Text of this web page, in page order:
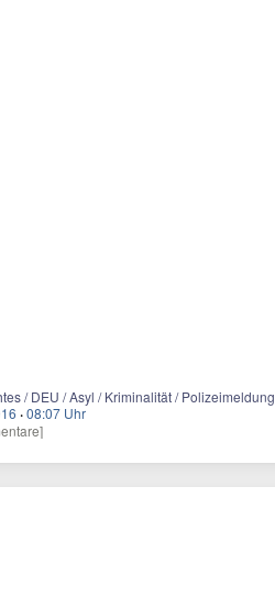
/ DEU / Asyl / Kriminalität / Polizeimeldung
·08:07 Uhr